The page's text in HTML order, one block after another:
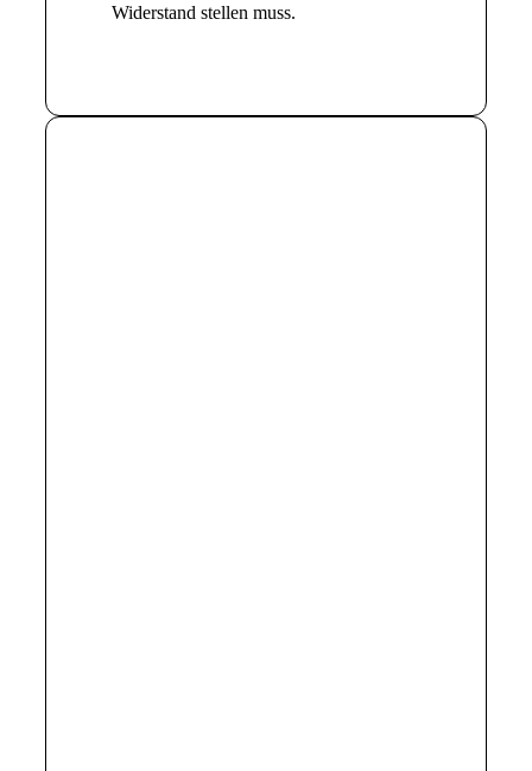
Widerstand stellen muss.